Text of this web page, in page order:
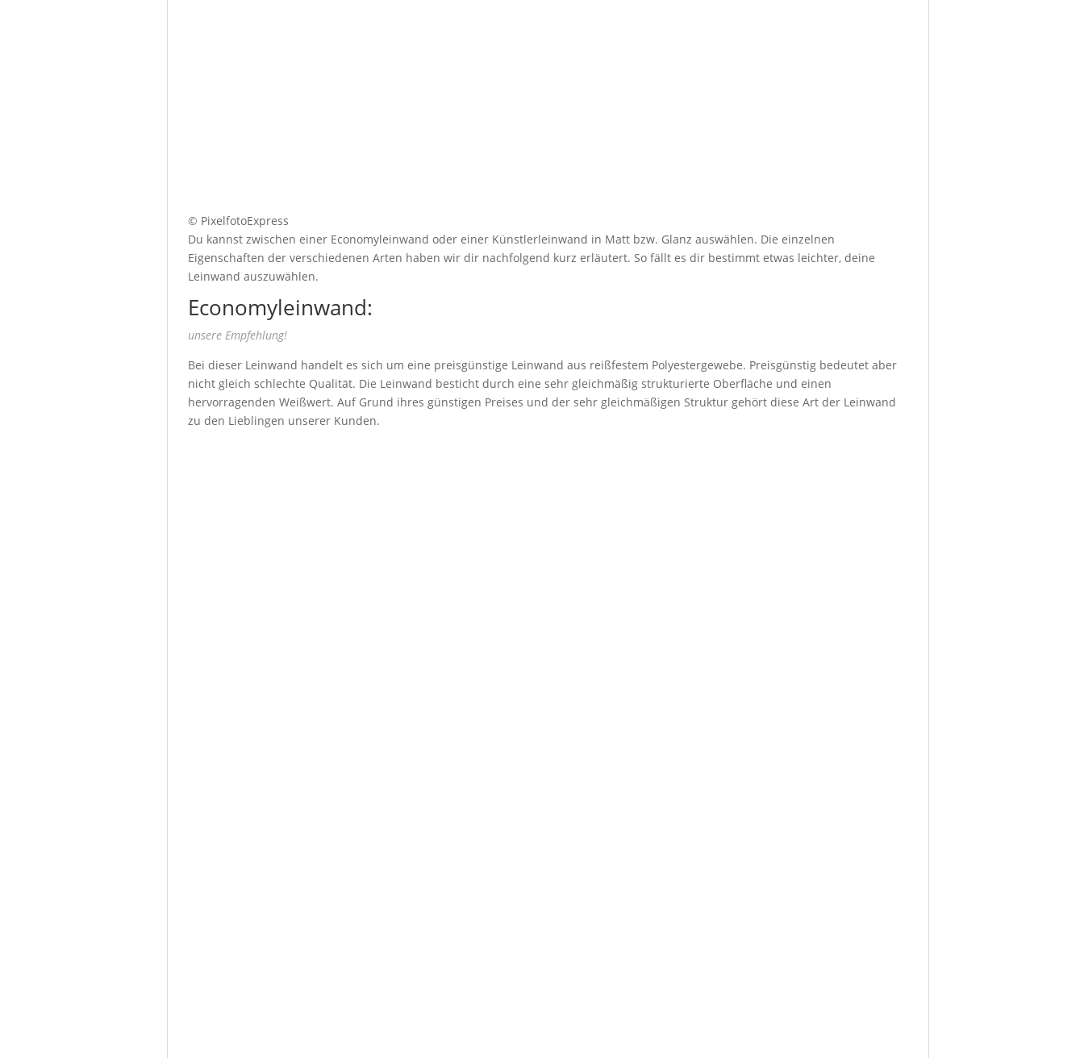
© PixelfotoExpress
Du kannst zwischen einer Economyleinwand oder einer Künstlerleinwand in Matt bzw. Glanz auswählen. Die einzelnen
Eigenschaften der verschiedenen Arten haben wir dir nachfolgend kurz erläutert. So fällt es dir bestimmt etwas leichter, deine
Leinwand auszuwählen.
Economyleinwand:
unsere Empfehlung!
Bei dieser Leinwand handelt es sich um eine preisgünstige Leinwand aus reißfestem Polyestergewebe. Preisgünstig bedeutet aber
nicht gleich schlechte Qualität. Die Leinwand besticht durch eine sehr gleichmäßig strukturierte Oberfläche und einen
hervorragenden Weißwert. Auf Grund ihres günstigen Preises und der sehr gleichmäßigen Struktur gehört diese Art der Leinwand
zu den Lieblingen unserer Kunden.